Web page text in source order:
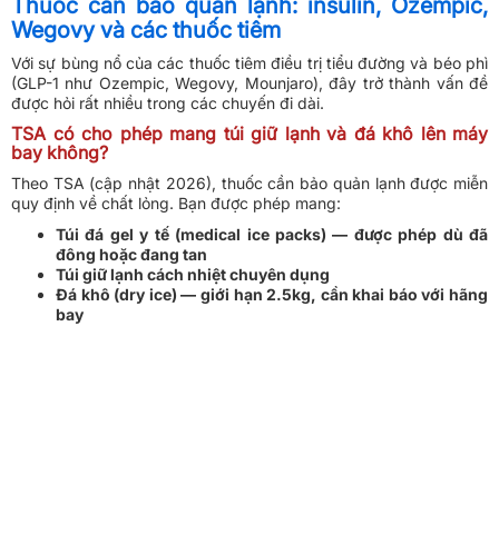
Wegovy và các thuốc tiêm
Với sự bùng nổ của các thuốc tiêm điều trị tiểu đường và béo phì
(GLP-1 như Ozempic, Wegovy, Mounjaro), đây trở thành vấn đề
được hỏi rất nhiều trong các chuyến đi dài.
TSA có cho phép mang túi giữ lạnh và đá khô lên máy
bay không?
Theo TSA (cập nhật 2026), thuốc cần bảo quản lạnh được miễn
quy định về chất lỏng. Bạn được phép mang:
Túi đá gel y tế (medical ice packs) — được phép dù đã
đông hoặc đang tan
Túi giữ lạnh cách nhiệt chuyên dụng
Đá khô (dry ice) — giới hạn 2.5kg, cần khai báo với hãng
bay